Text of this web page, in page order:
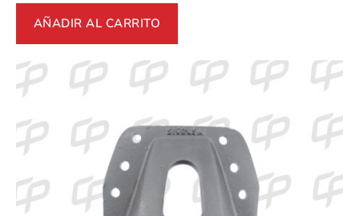
AÑADIR AL CARRITO